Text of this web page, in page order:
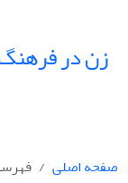
زن در
صفحه اصلی